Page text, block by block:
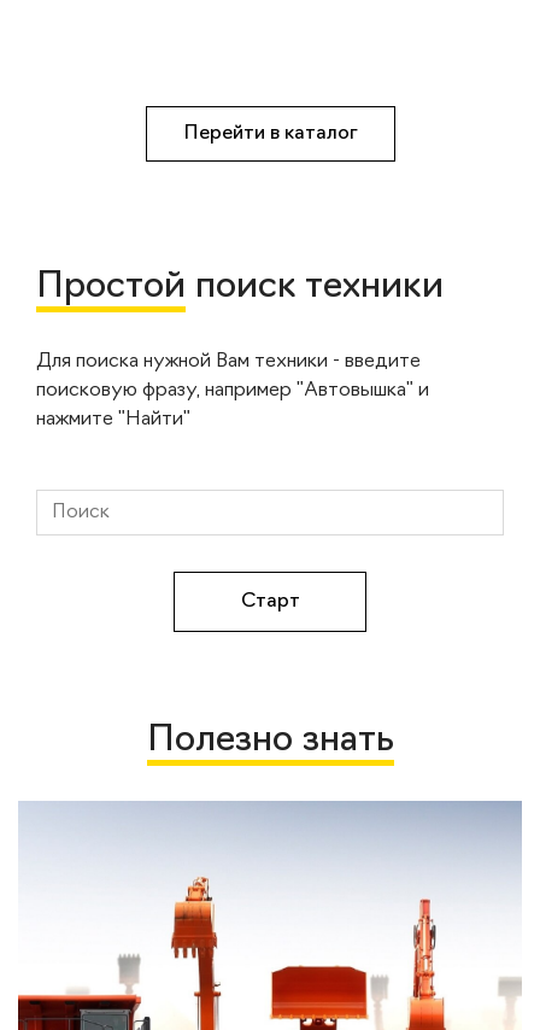
Перейти в каталог
Простой поиск техники
Для поиска нужной Вам техники - введите
поисковую фразу, например "Автовышка" и
нажмите "Найти"
Полезно знать